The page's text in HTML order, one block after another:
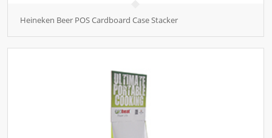
Heineken Beer POS Cardboard Case Stacker